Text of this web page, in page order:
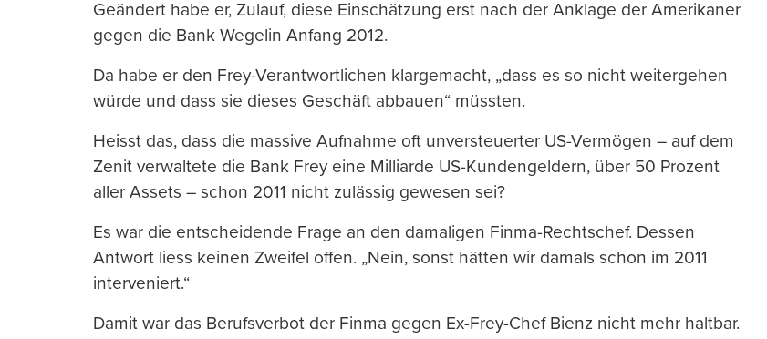
Geändert habe er, Zulauf, diese Einschätzung erst nach der Anklage der Amerikaner
gegen die Bank Wegelin Anfang 2012.
Da habe er den Frey-Verantwortlichen klargemacht, „dass es so nicht weitergehen
würde und dass sie dieses Geschäft abbauen“ müssten.
Heisst das, dass die massive Aufnahme oft unversteuerter US-Vermögen – auf dem
Zenit verwaltete die Bank Frey eine Milliarde US-Kundengeldern, über 50 Prozent
aller Assets – schon 2011 nicht zulässig gewesen sei?
Es war die entscheidende Frage an den damaligen Finma-Rechtschef. Dessen
Antwort liess keinen Zweifel offen. „Nein, sonst hätten wir damals schon im 2011
interveniert.“
Damit war das Berufsverbot der Finma gegen Ex-Frey-Chef Bienz nicht mehr haltbar.